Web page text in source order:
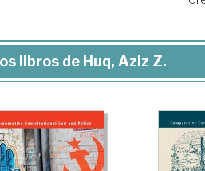
libros de Huq, Aziz Z.